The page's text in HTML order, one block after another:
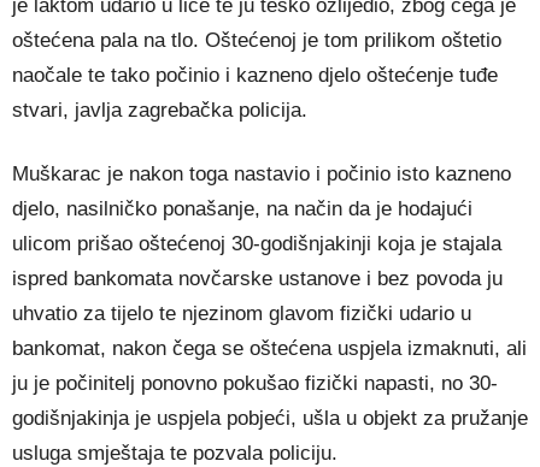
je laktom udario u lice te ju teško ozlijedio, zbog čega je
oštećena pala na tlo. Oštećenoj je tom prilikom oštetio
naočale te tako počinio i kazneno djelo oštećenje tuđe
stvari, javlja zagrebačka policija.
Muškarac je nakon toga nastavio i počinio isto kazneno
djelo, nasilničko ponašanje, na način da je hodajući
ulicom prišao oštećenoj 30-godišnjakinji koja je stajala
ispred bankomata novčarske ustanove i bez povoda ju
uhvatio za tijelo te njezinom glavom fizički udario u
bankomat, nakon čega se oštećena uspjela izmaknuti, ali
ju je počinitelj ponovno pokušao fizički napasti, no 30-
godišnjakinja je uspjela pobjeći, ušla u objekt za pružanje
usluga smještaja te pozvala policiju.